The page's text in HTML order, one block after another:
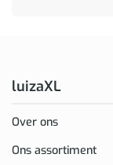
luizaXL
Over ons
Ons assortiment